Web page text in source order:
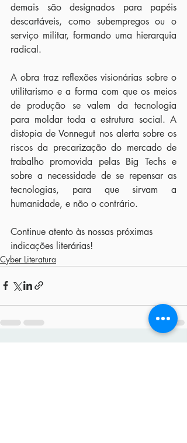
demais são designados para papéis
descartáveis, como subempregos ou o
serviço militar, formando uma hierarquia
radical.
A obra traz reflexões visionárias sobre o
utilitarismo e a forma com que os meios
de produção se valem da tecnologia
para moldar toda a estrutura social. A
distopia de Vonnegut nos alerta sobre os
riscos da precarização do mercado de
trabalho promovida pelas Big Techs e
sobre a necessidade de se repensar as
tecnologias, para que sirvam a
humanidade, e não o contrário.
Continue atento às nossas próximas
indicações literárias!
Cyber Literatura